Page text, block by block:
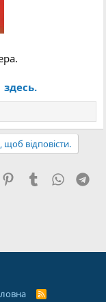
здесь.
щоб відповісти.
PinterestTumblr
R